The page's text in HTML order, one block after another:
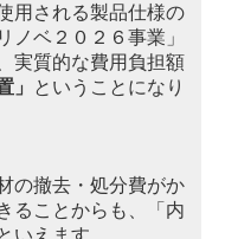
用される製品仕様の
ノベ２０２６事業」
実質的な費用負担額
」
ということになり
の撤去・処分費がか
ることからも、「内
いえます。